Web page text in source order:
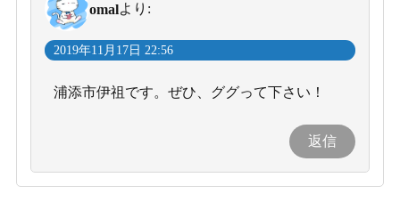
omalより:
2019年11月17日 22:56
浦添市伊祖です。ぜひ、ググって下さい！
返信